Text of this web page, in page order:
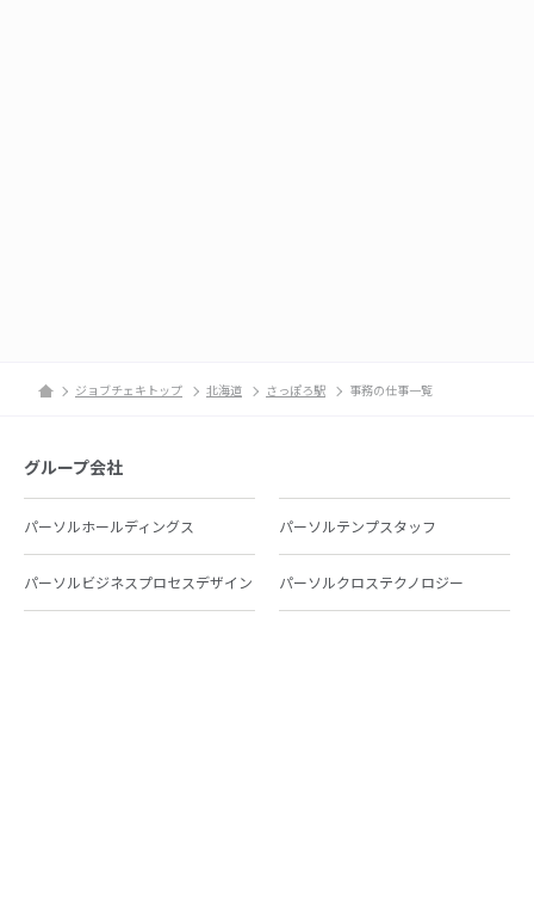
ジョブチェキトップ 北海道 さっぽろ駅 事務の仕事一覧
グループ会社
パーソルホールディングス パーソルテンプスタッフ
パーソルビジネスプロセスデザイン パーソルクロステクノロジー